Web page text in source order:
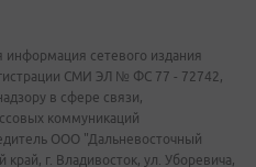
информация сетевого издания
СМИ ЭЛ № ФС 77 - 72742,
в сфере связи,
коммуникаций
ООО "Дальневосточный
г. Владивосток, ул. Уборевича,